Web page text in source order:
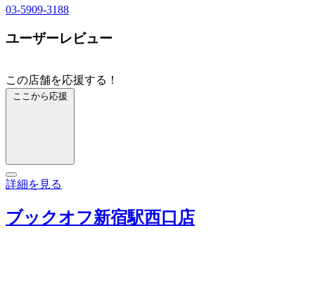
03-5909-3188
ユーザーレビュー
この店舗を応援する！
ここから応援
詳細を見る
ブックオフ新宿駅西口店